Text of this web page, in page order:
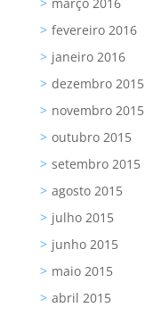
fevereiro 2016
janeiro 2016
dezembro 2015
novembro 2015
outubro 2015
setembro 2015
agosto 2015
julho 2015
junho 2015
maio 2015
abril 2015